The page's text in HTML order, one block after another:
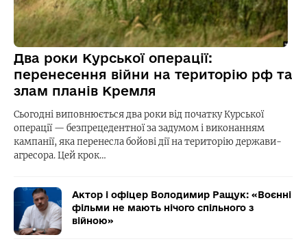
Два роки Курської операції:
перенесення війни на територію рф та
злам планів Кремля
Сьогодні виповнюється два роки від початку Курської
операції — безпрецедентної за задумом і виконанням
кампанії, яка перенесла бойові дії на територію держави-
агресора. Цей крок…
Актор і офіцер Володимир Ращук: «Воєнні
фільми не мають нічого спільного з
війною»